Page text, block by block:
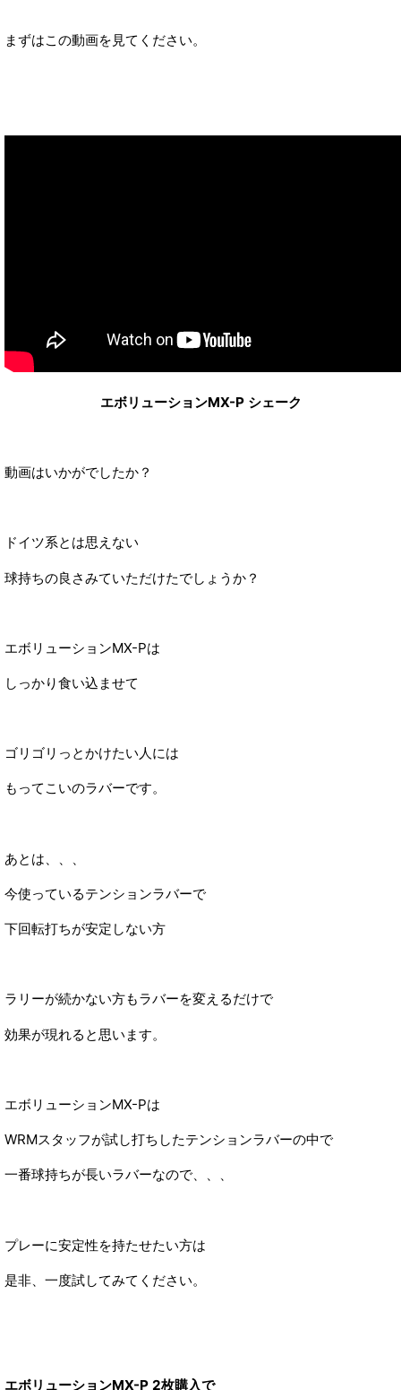
まずはこの動画を見てください。
エボリューションMX-P シェーク
動画はいかがでしたか？
ドイツ系とは思えない
球持ちの良さみていただけたでしょうか？
エボリューションMX-Pは
しっかり食い込ませて
ゴリゴリっとかけたい人には
もってこいのラバーです。
あとは、、、
今使っているテンションラバーで
下回転打ちが安定しない方
ラリーが続かない方もラバーを変えるだけで
効果が現れると思います。
エボリューションMX-Pは
WRMスタッフが試し打ちしたテンションラバーの中で
一番球持ちが長いラバーなので、、、
プレーに安定性を持たせたい方は
是非、一度試してみてください。
エボリューションMX-P 2枚購入で